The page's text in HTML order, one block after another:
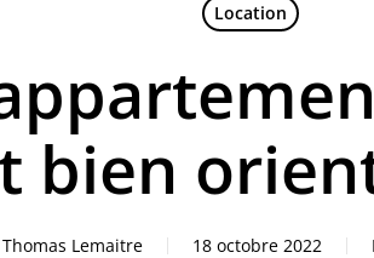
Location
bien
Thomas Lemaitre 18 octobre 2022